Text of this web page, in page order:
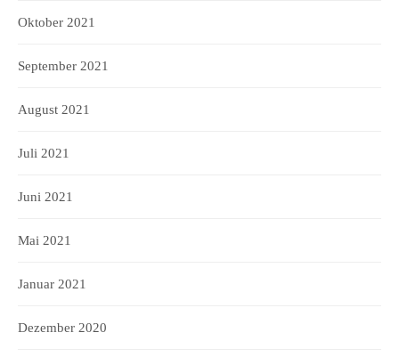
Oktober 2021
September 2021
August 2021
Juli 2021
Juni 2021
Mai 2021
Januar 2021
Dezember 2020